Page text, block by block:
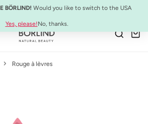
BÖRLIND! Would you like to switch to the USA
Yes, please!No, thanks.
:ULTIMATE STRENGTH MASCARA
Rouge à lèvres